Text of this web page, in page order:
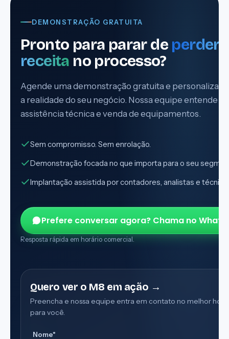
DEMONSTRAÇÃO GRATUITA
Pronto para parar de perder
receita no processo?
Agende uma demonstração gratuita e
a realidade do seu negócio. Nossa equipe entende
assistência técnica e venda de equipamentos.
Sem compromisso. Sem enrolação.
Demonstração focada no que importa para o seu
Implantação assistida por contadores, analistas e
Prefere conversar agora? Chama no
Resposta rápida em horário comercial.
Quero ver o M8 em ação →
Preencha e nossa equipe entra em contato no melhor
para você.
Nome*